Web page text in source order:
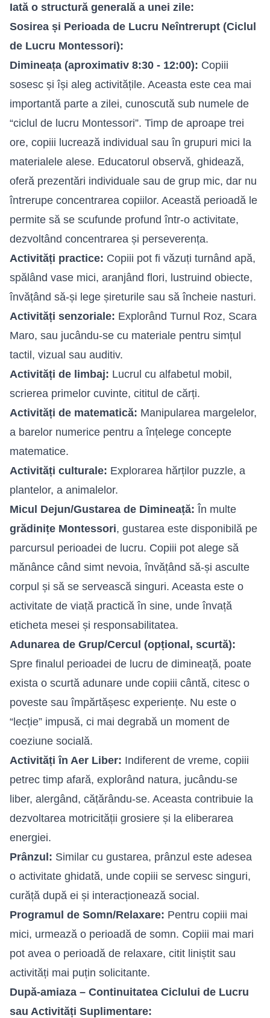
Iată o structură generală a unei zile:
Sosirea și Perioada de Lucru Neîntrerupt (Ciclul
de Lucru Montessori):
Dimineața (aproximativ 8:30 - 12:00): Copiii
sosesc și își aleg activitățile. Aceasta este cea mai
importantă parte a zilei, cunoscută sub numele de
“ciclul de lucru Montessori”. Timp de aproape trei
ore, copiii lucrează individual sau în grupuri mici la
materialele alese. Educatorul observă, ghidează,
oferă prezentări individuale sau de grup mic, dar nu
întrerupe concentrarea copiilor. Această perioadă le
permite să se scufunde profund într-o activitate,
dezvoltând concentrarea și perseverența.
Activități practice: Copiii pot fi văzuți turnând apă,
spălând vase mici, aranjând flori, lustruind obiecte,
învățând să-și lege șireturile sau să încheie nasturi.
Activități senzoriale: Explorând Turnul Roz, Scara
Maro, sau jucându-se cu materiale pentru simțul
tactil, vizual sau auditiv.
Activități de limbaj: Lucrul cu alfabetul mobil,
scrierea primelor cuvinte, cititul de cărți.
Activități de matematică: Manipularea margelelor,
a barelor numerice pentru a înțelege concepte
matematice.
Activități culturale: Explorarea hărților puzzle, a
plantelor, a animalelor.
Micul Dejun/Gustarea de Dimineață: În multe
grădinițe Montessori, gustarea este disponibilă pe
parcursul perioadei de lucru. Copiii pot alege să
mănânce când simt nevoia, învățând să-și asculte
corpul și să se servească singuri. Aceasta este o
activitate de viață practică în sine, unde învață
eticheta mesei și responsabilitatea.
Adunarea de Grup/Cercul (opțional, scurtă):
Spre finalul perioadei de lucru de dimineață, poate
exista o scurtă adunare unde copiii cântă, citesc o
poveste sau împărtășesc experiențe. Nu este o
“lecție” impusă, ci mai degrabă un moment de
coeziune socială.
Activități în Aer Liber: Indiferent de vreme, copiii
petrec timp afară, explorând natura, jucându-se
liber, alergând, cățărându-se. Aceasta contribuie la
dezvoltarea motricității grosiere și la eliberarea
energiei.
Prânzul: Similar cu gustarea, prânzul este adesea
o activitate ghidată, unde copiii se servesc singuri,
curăță după ei și interacționează social.
Programul de Somn/Relaxare: Pentru copiii mai
mici, urmează o perioadă de somn. Copiii mai mari
pot avea o perioadă de relaxare, citit liniștit sau
activități mai puțin solicitante.
După-amiaza – Continuitatea Ciclului de Lucru
sau Activități Suplimentare: